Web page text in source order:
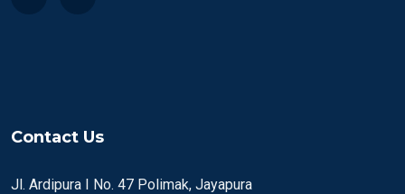
Contact Us
Jl. Ardipura I No. 47 Polimak, Jayapura